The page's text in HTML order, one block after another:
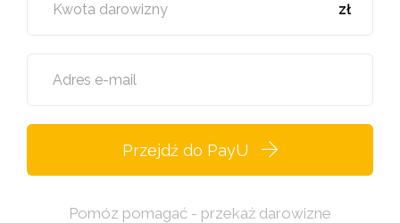
Kwota darowizny zł
Adres e-mail
Przejdź do PayU
Pomóz pomagać - przekaż darowizne